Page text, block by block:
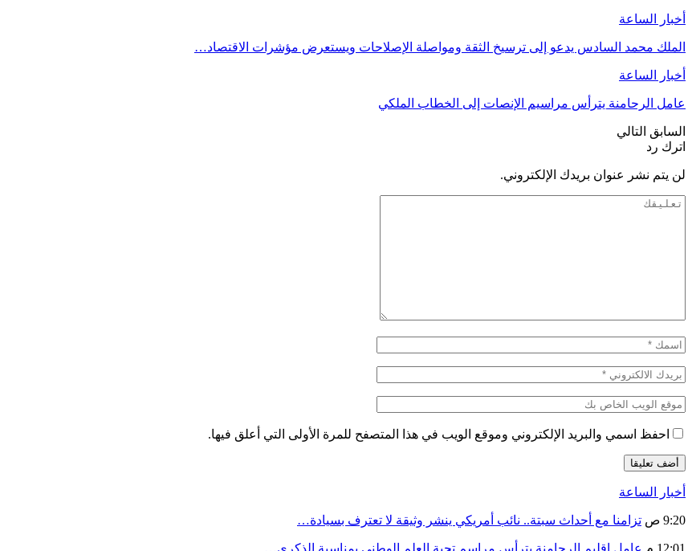
أخبار الساعة
الملك محمد السادس يدعو إلى ترسيخ الثقة ومواصلة الإصلاحات ويستعرض مؤشرات الاقتصاد…
أخبار الساعة
عامل الرحامنة يترأس مراسيم الإنصات إلى الخطاب الملكي
السابق التالي
اترك رد
لن يتم نشر عنوان بريدك الإلكتروني.
احفظ اسمي والبريد الإلكتروني وموقع الويب في هذا المتصفح للمرة الأولى التي أعلق فيها.
أخبار الساعة
9:20 ص تزامنا مع أحداث سبتة.. نائب أمريكي ينشر وثيقة لا تعترف بسيادة…
12:01 م عامل إقليم الرحامنة يترأس مراسم تحية العلم الوطني بمناسبة الذكرى…